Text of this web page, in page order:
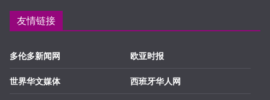
友情链接
多伦多新闻网
世界华文媒体
欧亚时报
西班牙华人网